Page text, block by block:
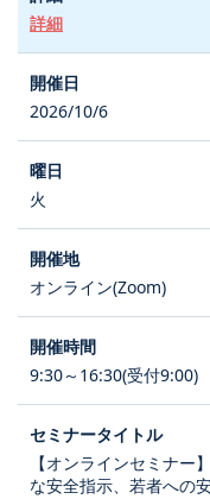
詳細
2026/10/6
火
オンライン(Zoom)
9:30～16:30(受付9:00)
【オンラインセミナー
な安全指示、若者への